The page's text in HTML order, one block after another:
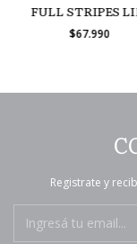
FULL STRIPES
$67.990
Registrate y